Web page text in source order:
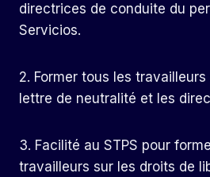
directrices de conduite du
Servicios.
2. Former tous les
lettre de neutralité et les
3. Facilité au STPS pour
travailleurs sur les droits de